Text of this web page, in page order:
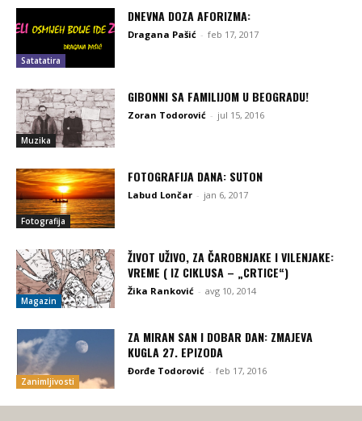
Satatatira
DNEVNA DOZA AFORIZMA:
Dragana Pašić - feb 17, 2017
Muzika
GIBONNI SA FAMILIJOM U BEOGRADU!
Zoran Todorović - jul 15, 2016
Fotografija
FOTOGRAFIJA DANA: SUTON
Labud Lončar - jan 6, 2017
Magazin
ŽIVOT UŽIVO, ZA ČAROBNJAKE I VILENJAKE:
VREME ( IZ CIKLUSA – „CRTICE“)
Žika Ranković - avg 10, 2014
Zanimljivosti
ZA MIRAN SAN I DOBAR DAN: ZMAJEVA
KUGLA 27. EPIZODA
Đorđe Todorović - feb 17, 2016